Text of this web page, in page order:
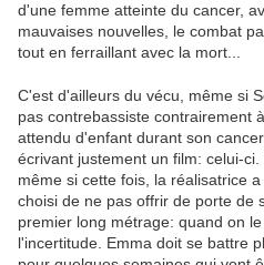
d'une femme atteinte du cancer,
mauvaises nouvelles, le combat
tout en ferraillant avec la mort...
C'est d'ailleurs du vécu, même si
pas contrebassiste contrairement
attendu d'enfant durant son
écrivant justement un film: celui-
même si cette fois, la réalisatrice
choisi de ne pas offrir de porte de
premier long métrage: quand on
l'incertitude. Emma doit se battre